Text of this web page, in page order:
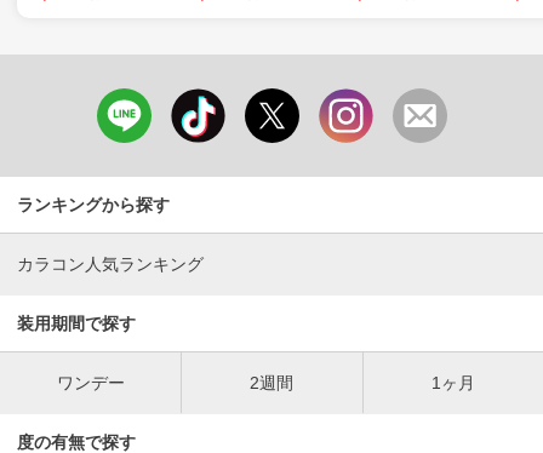
ランキングから探す
カラコン人気ランキング
装用期間で探す
ワンデー 2週間 1ヶ月
度の有無で探す